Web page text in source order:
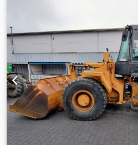
machine verkeert in goede staat
Geschikt voor het inhangen van een
voorbereide hardcover. Voorzien
met traploze lijmdikte-instelling.
450 mm Blokbreedte: 110 – 450 mm
Capaciteit: ca. 200 – 300 stuks/uur
230V Gewicht: 300 kg Gemaakt in
PraForm 21-50 boekpers Boekpers
Geproduceerd door Schmedt,
zeer goede staat en direct klaar
specificaties: Maximaal formaat:
Gewicht: 220 kg
geldt voor de set van beide